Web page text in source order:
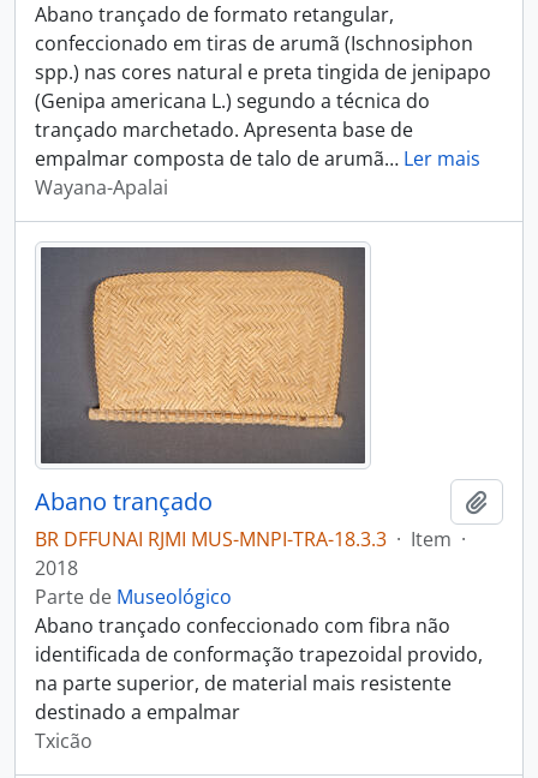
Abano trançado de formato retangular,
confeccionado em tiras de arumã (Ischnosiphon
spp.) nas cores natural e preta tingida de jenipapo
(Genipa americana L.) segundo a técnica do
trançado marchetado. Apresenta base de
empalmar composta de talo de arumã… Ler mais
Wayana-Apalai
Abano trançado
BR DFFUNAI RJMI MUS-MNPI-TRA-18.3.3 · Item ·
2018
Parte de Museológico
Abano trançado confeccionado com fibra não
identificada de conformação trapezoidal provido,
na parte superior, de material mais resistente
destinado a empalmar
Txicão